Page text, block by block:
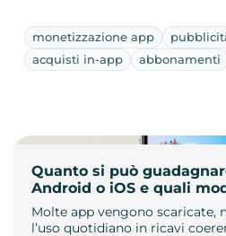
monetizzazione app
acquisti in-app
abbonamenti
Quanto si può
Android o iOS e quali
Molte app vengono scaricate,
l’uso quotidiano in ricavi